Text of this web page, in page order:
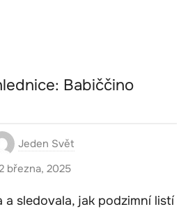
Babiččino
Jeden Svět
března, 2025
a sledovala, jak podzimní listí